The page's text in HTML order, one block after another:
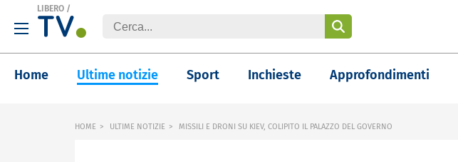
LIBERO /
Home Ultime notizie Sport Inchieste Approfondimenti
HOME ULTIME NOTIZIE MISSILI E DRONI SU KIEV, COLIPITO IL PALAZZO DEL GOVERNO